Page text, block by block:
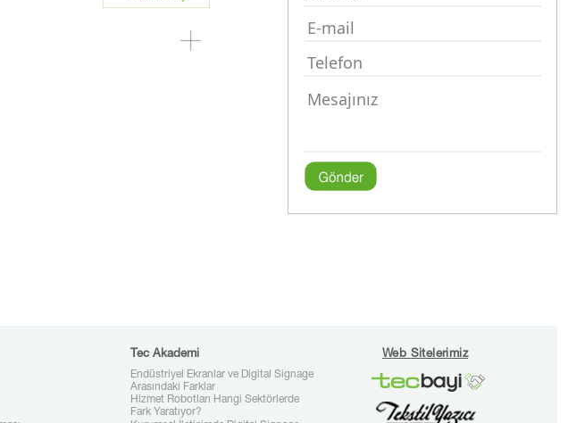
Tec Akademi
Endüstriyel Ekranlar ve Digital Signage
Arasındaki Farklar
Hizmet Robotları Hangi Sektörlerde
Fark Yaratıyor?
Web Sitelerimiz